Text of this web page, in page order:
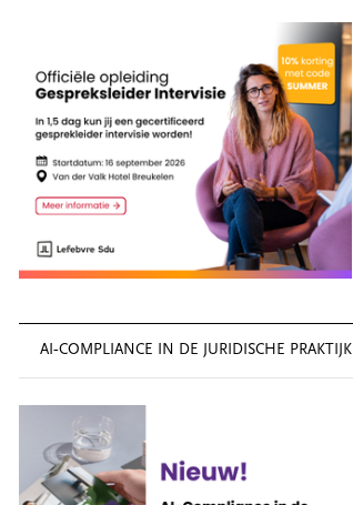
AI‑COMPLIANCE IN DE JURIDISCHE PRAKTIJK